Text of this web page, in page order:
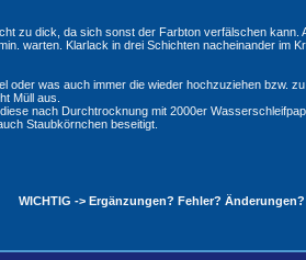
zu dick, da sich sonst der Farbton verfälschen kann.
warten. Klarlack in drei Schichten nacheinander im
oder was auch immer die wieder hochzuziehen bzw.
Müll aus.
nach Durchtrocknung mit 2000er
Staubkörnchen beseitigt.
WICHTIG -> Ergänzungen? Fehler?